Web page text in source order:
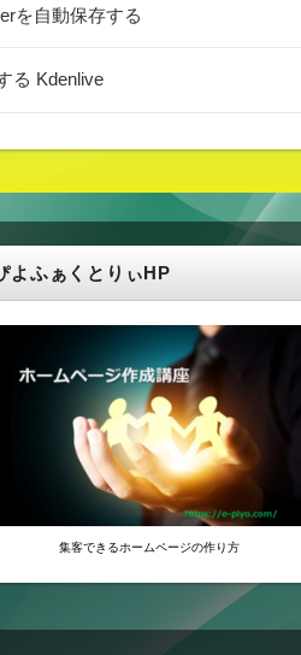
を自動保存する
る Kdenlive
よふぁくとりぃHP
集客できるホームページの作り方